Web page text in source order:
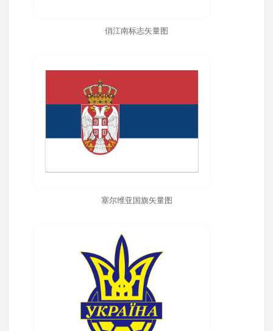
俏江南标志矢量图
塞尔维亚国旗矢量图